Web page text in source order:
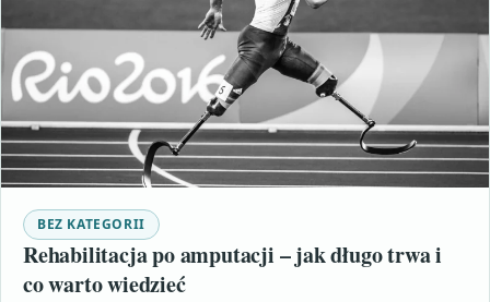
BEZ KATEGORII
Rehabilitacja po amputacji – jak długo trwa i
co warto wiedzieć